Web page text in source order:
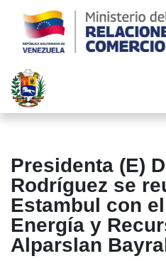
Presidenta (E)
Rodríguez se
Estambul con
Energía y
Alparslan